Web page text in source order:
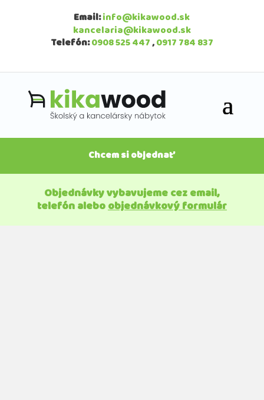
Email:info@kikawood.sk
kancelaria@kikawood.sk
Telefón:0908 525 447,0917 784 837
Chcem si objednať
Objednávky vybavujeme cez email,
telefón aleboobjednávkový formulár